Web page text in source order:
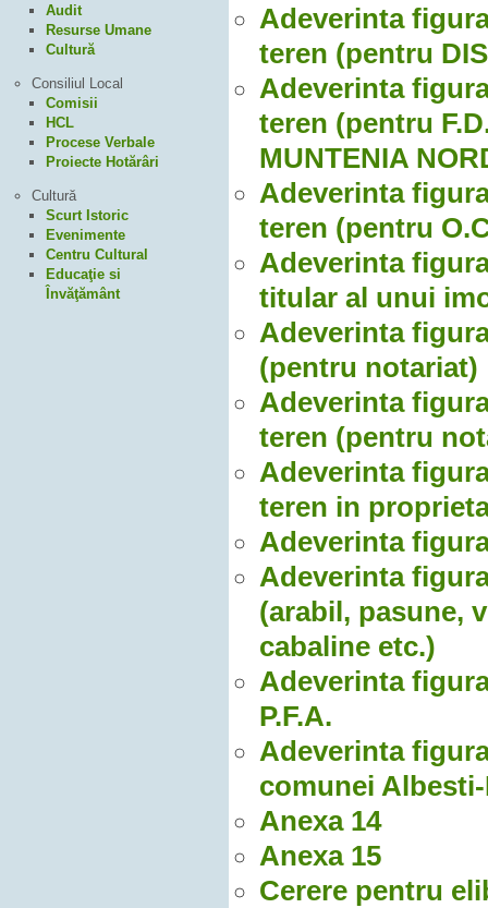
Adeverinta
teren (pentru
Adeverinta
teren (pentru
MUNTENIA
Adeverinta
teren (pentru
Adeverinta
titular al unui
Adeverinta
(pentru notariat)
Adeverinta
teren (pentru
Adeverinta
teren in
Adeverinta
Adeverinta
(arabil, pasune,
cabaline etc.)
Adeverinta
P.F.A.
Adeverinta
comunei
Anexa 14
Anexa 15
Cerere pentru
Audit
Resurse Umane
Cultură
Consiliul Local
Comisii
HCL
Procese Verbale
Proiecte Hotărâri
Cultură
Scurt Istoric
Evenimente
Centru Cultural
Educaţie si
Învăţământ